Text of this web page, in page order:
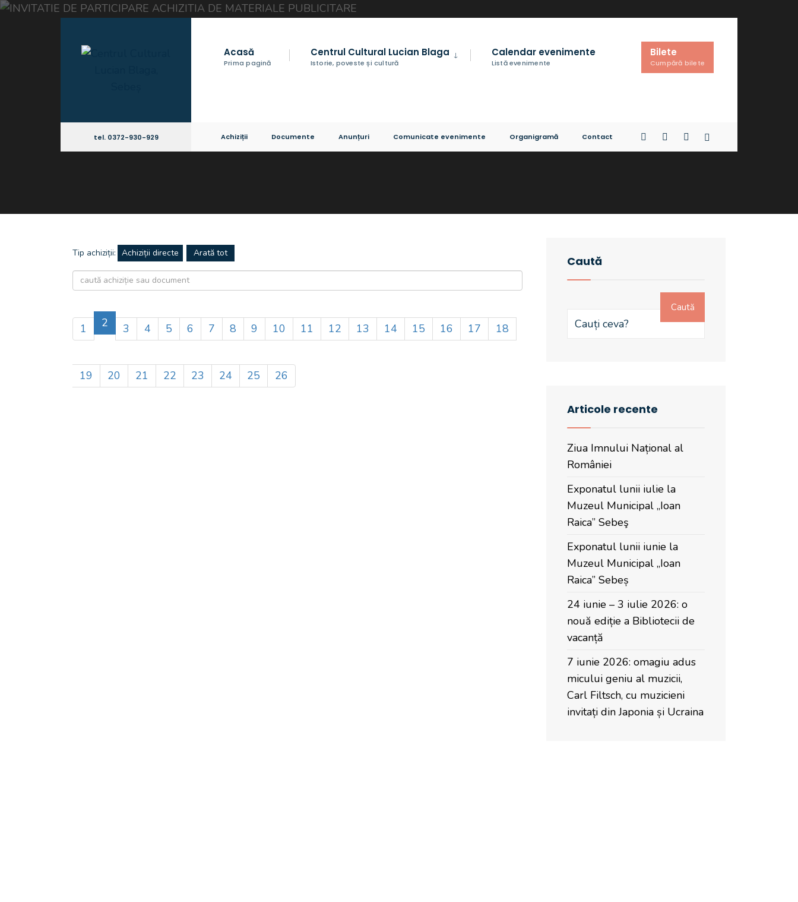
Acasă
Prima pagină
Centrul Cultural Lucian Blaga
Istorie, poveste și cultură
Calendar evenimente
Listă evenimente
Bilete
Cumpără bilete
tel. 0372-930-929 Achiziții Documente Anunțuri Comunicate evenimente Organigramă Contact
Tip achiziții: Achiziții directe
1 2 3 4 5 6 7 8 9 10 11 12 13 14 15 16 17 18
19 20 21 22 23 24 25 26
Caută
Caută
Articole recente
Ziua Imnului Național al
României
Exponatul lunii iulie la
Muzeul Municipal „Ioan
Raica” Sebeş
Exponatul lunii iunie la
Muzeul Municipal „Ioan
Raica” Sebeș
24 iunie – 3 iulie 2026: o
nouă ediție a Bibliotecii de
vacanță
7 iunie 2026: omagiu adus
micului geniu al muzicii,
Carl Filtsch, cu muzicieni
invitați din Japonia și Ucraina